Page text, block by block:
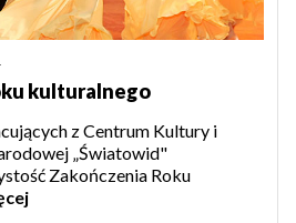
kulturalnego
z Centrum Kultury i
„Światowid"
Zakończenia Roku